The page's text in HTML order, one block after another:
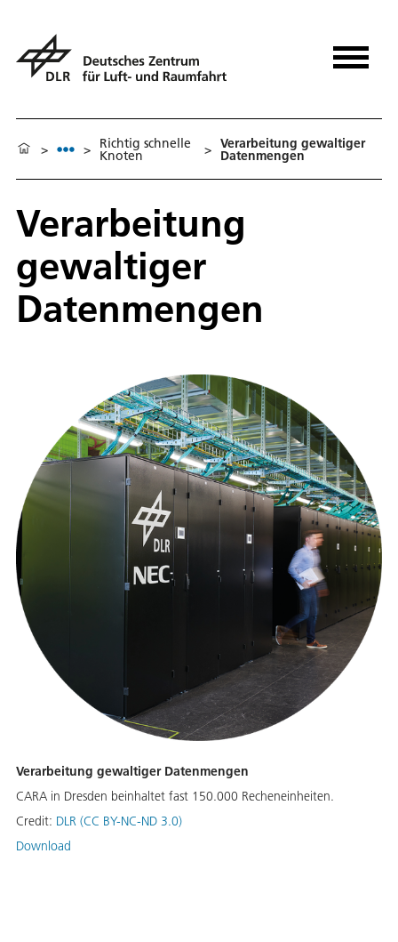
> > Richtig schnelle
Knoten > Verarbeitung gewaltiger
Datenmengen
Verarbeitung
gewaltiger
Datenmengen
Verarbeitung gewaltiger Datenmengen
CARA in Dresden beinhaltet fast 150.000 Recheneinheiten.
Credit: DLR (CC BY-NC-ND 3.0)
Download